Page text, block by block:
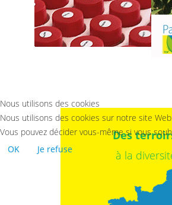
Des
à la
Nous utilisons des cookies
Nous utilisons des cookies sur notre site
Vous pouvez décider vous-même si vous
OK
Je refuse